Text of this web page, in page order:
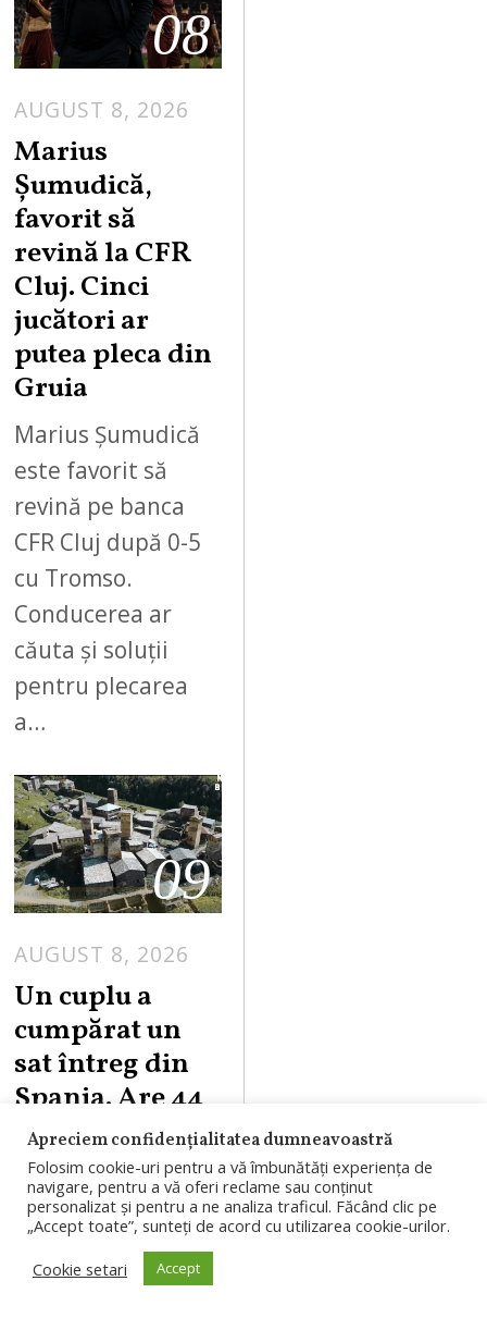
08
AUGUST 8, 2026
Marius
Șumudică,
favorit să
revină la CFR
Cluj. Cinci
jucători ar
putea pleca din
Gruia
Marius Șumudică
este favorit să
revină pe banca
CFR Cluj după 0-5
cu Tromso.
Conducerea ar
căuta și soluții
pentru plecarea
a…
09
AUGUST 8, 2026
Un cuplu a
cumpărat un
sat întreg din
Spania. Are 44
de case,
biserică, școală
și bar
Un cuplu de
americani a
Apreciem confidențialitatea dumneavoastră
Folosim cookie-uri pentru a vă îmbunătăți experiența de
navigare, pentru a vă oferi reclame sau conținut
personalizat și pentru a ne analiza traficul. Făcând clic pe
„Accept toate”, sunteți de acord cu utilizarea cookie-urilor.
Cookie setari
Accept